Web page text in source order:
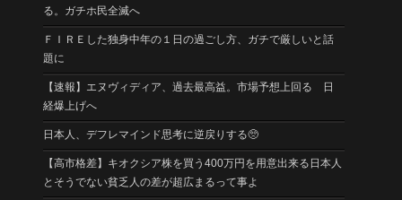
る。ガチホ民全滅へ
ＦＩＲＥした独身中年の１日の過ごし方、ガチで厳しいと話
題に
【速報】エヌヴィディア、過去最高益。市場予想上回る 日
経爆上げへ
日本人、デフレマインド思考に逆戻りする🥺
【高市格差】キオクシア株を買う400万円を用意出来る日本人
とそうでない貧乏人の差が超広まるって事よ